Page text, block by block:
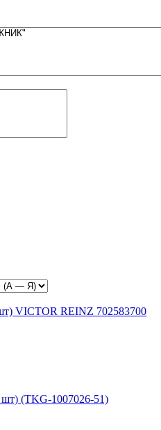
VICTOR REINZ 702583700
(TKG-1007026-51)